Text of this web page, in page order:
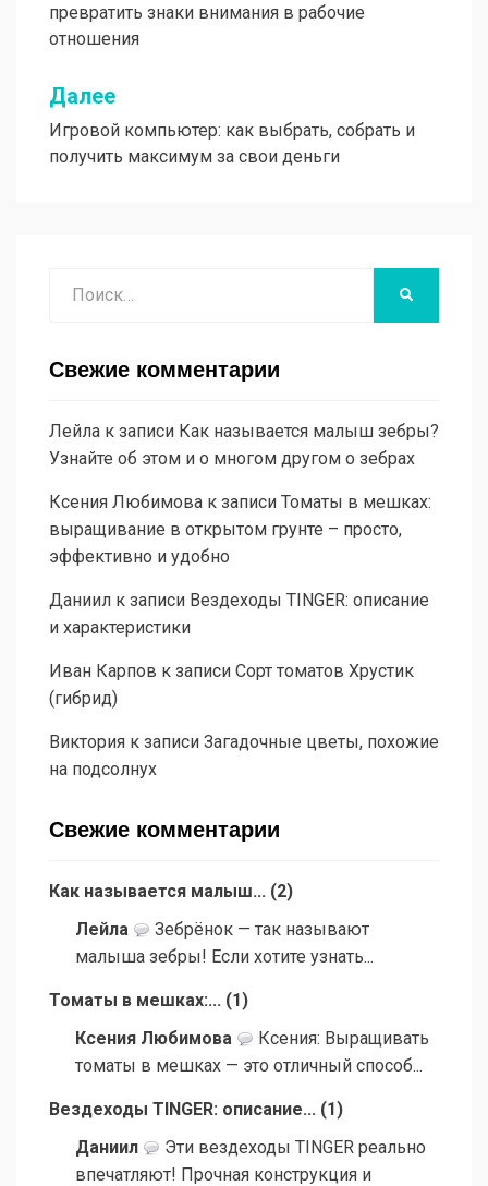
записям
превратить знаки внимания в рабочие
отношения
Далее
Игровой компьютер: как выбрать, собрать и
получить максимум за свои деньги
Свежие комментарии
Лейла к записи Как называется малыш зебры?
Узнайте об этом и о многом другом о зебрах
Ксения Любимова к записи Томаты в мешках:
выращивание в открытом грунте – просто,
эффективно и удобно
Даниил к записи Вездеходы TINGER: описание
и характеристики
Иван Карпов к записи Сорт томатов Хрустик
(гибрид)
Виктория к записи Загадочные цветы, похожие
на подсолнух
Свежие комментарии
Как называется малыш... (2)
Лейла
Зебрёнок — так называют
малыша зебры! Если хотите узнать...
Томаты в мешках:... (1)
Ксения Любимова
Ксения: Выращивать
томаты в мешках — это отличный способ...
Вездеходы TINGER: описание... (1)
Даниил
Эти вездеходы TINGER реально
впечатляют! Прочная конструкция и